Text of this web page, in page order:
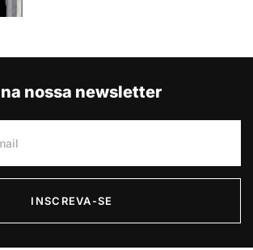
nossa newsletter
INSCREVA-SE